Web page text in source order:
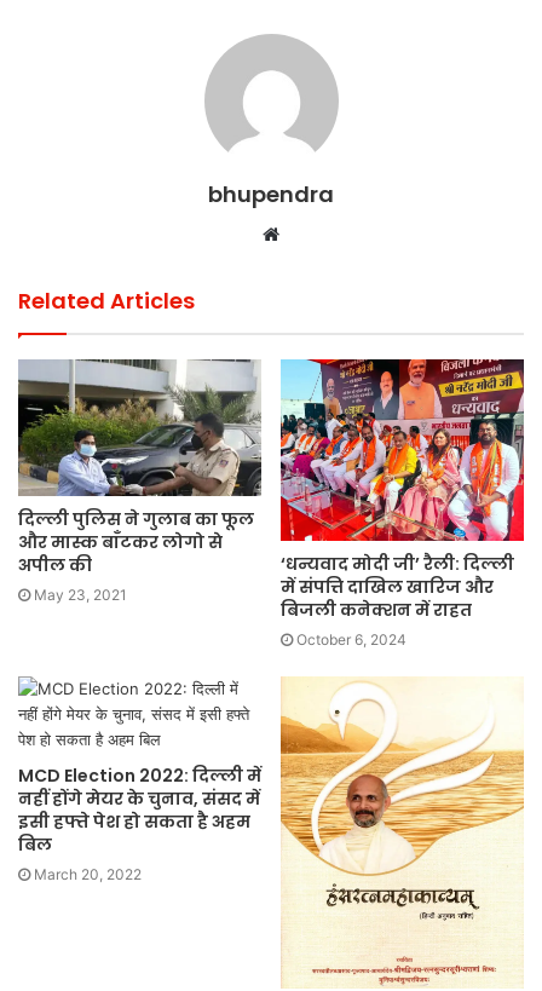
bhupendra
Website
Related Articles
दिल्ली पुलिस ने गुलाब का फूल
और मास्क बाँटकर लोगो से
अपील की
May 23, 2021
‘धन्यवाद मोदी जी’ रैली: दिल्ली
में संपत्ति दाखिल खारिज और
बिजली कनेक्शन में राहत
October 6, 2024
MCD Election 2022: दिल्ली में
नहीं होंगे मेयर के चुनाव, संसद में
इसी हफ्ते पेश हो सकता है अहम
बिल
March 20, 2022